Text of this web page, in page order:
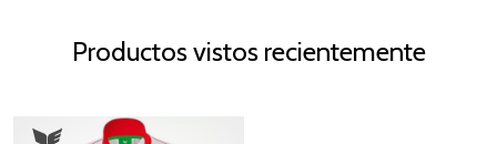
Productos vistos recientemente